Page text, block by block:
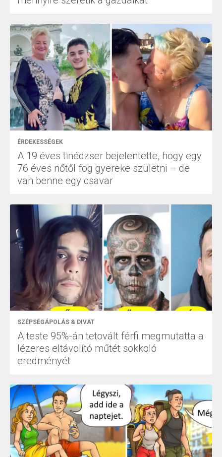
ÉRDEKESSÉGEK
A 19 éves tinédzser bejelentette, hogy egy
76 éves nőtől fog gyereke születni – de
van benne egy csavar
SZÉPSÉGÁPOLÁS & DIVAT
A teste 95%-án tetovált férfi megmutatta a
lézeres eltávolító műtét sokkoló
eredményét